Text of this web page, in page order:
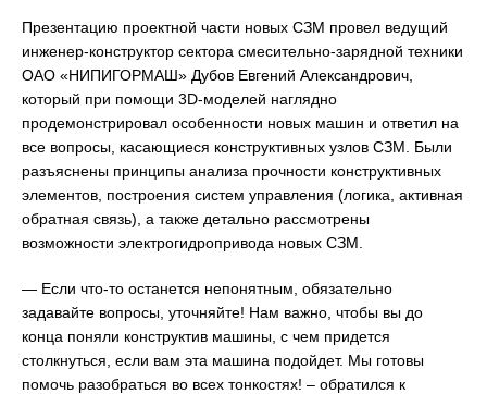
Презентацию проектной части новых СЗМ провел ведущий
инженер-конструктор сектора смесительно-зарядной техники
ОАО «НИПИГОРМАШ» Дубов Евгений Александрович,
который при помощи 3D-моделей наглядно
продемонстрировал особенности новых машин и ответил на
все вопросы, касающиеся конструктивных узлов СЗМ. Были
разъяснены принципы анализа прочности конструктивных
элементов, построения систем управления (логика, активная
обратная связь), а также детально рассмотрены
возможности электрогидропривода новых СЗМ.
— Если что-то останется непонятным, обязательно
задавайте вопросы, уточняйте! Нам важно, чтобы вы до
конца поняли конструктив машины, с чем придется
столкнуться, если вам эта машина подойдет. Мы готовы
помочь разобраться во всех тонкостях! – обратился к